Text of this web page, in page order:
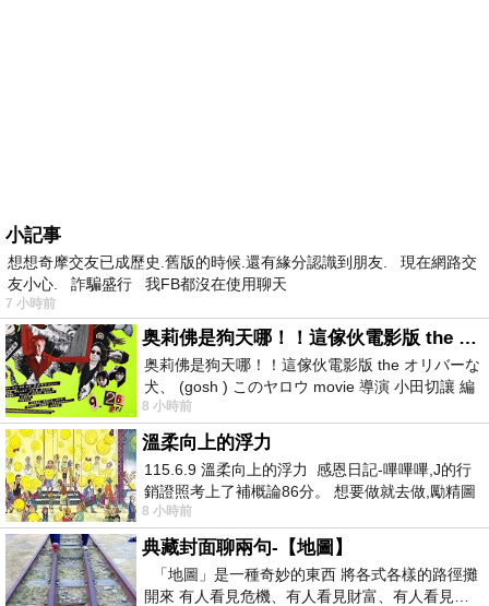
小記事
想想奇摩交友已成歷史.舊版的時候.還有緣分認識到朋友. 現在網路交
友小心. 詐騙盛行 我FB都沒在使用聊天
7 小時前
奥莉佛是狗天哪！！這傢伙電影版 the オリバーな犬、 (gosh ) このヤロウ movie
奥莉佛是狗天哪！！這傢伙電影版 the オリバーな
犬、 (gosh ) このヤロウ movie 導演 小田切讓 編
劇: 小田切讓 主演: 小田切讓
8 小時前
溫柔向上的浮力
115.6.9 溫柔向上的浮力 感恩日記-嗶嗶嗶,J的行
銷證照考上了補概論86分。 想要做就去做,勵精圖
治大成功,也是表法,堅持和努力
8 小時前
典藏封面聊兩句-【地圖】
「地圖」是一種奇妙的東西 將各式各樣的路徑攤
開來 有人看見危機、有人看見財富、有人看見…